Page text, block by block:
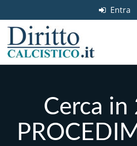
Entra
Cerca in